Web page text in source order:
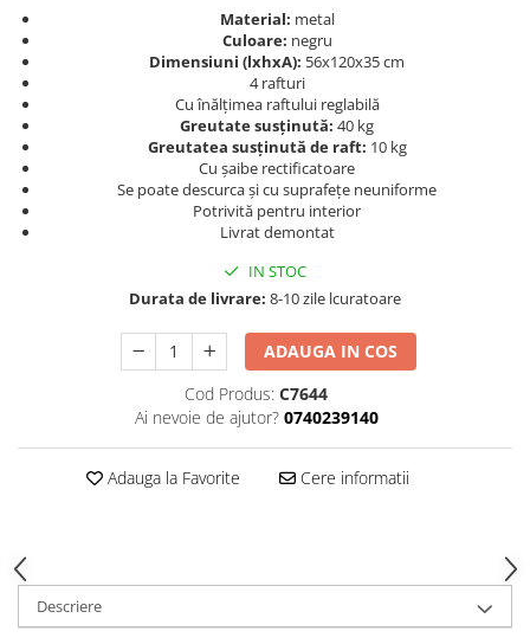
Material: metal
Culoare: negru
Dimensiuni (lxhxA): 56x120x35 cm
4 rafturi
Cu înălţimea raftului reglabilă
Greutate susţinută: 40 kg
Greutatea susţinută de raft: 10 kg
Cu şaibe rectificatoare
Se poate descurca şi cu suprafeţe neuniforme
Potrivită pentru interior
Livrat demontat
IN STOC
Durata de livrare: 8-10 zile lcuratoare
ADAUGA IN COS
Cod Produs: C7644
Ai nevoie de ajutor? 0740239140
Adauga la Favorite Cere informatii
Descriere